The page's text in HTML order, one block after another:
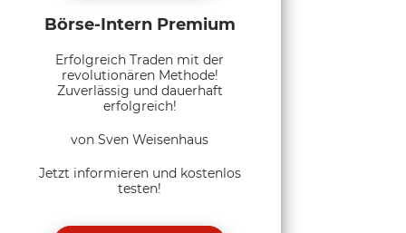
Börse-Intern Premium
Erfolgreich Traden mit der
revolutionären Methode!
Zuverlässig und dauerhaft
erfolgreich!
von Sven Weisenhaus
Jetzt informieren und kostenlos
testen!